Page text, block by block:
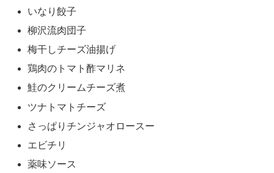
いなり餃子
柳沢流肉団子
梅干しチーズ油揚げ
鶏肉のトマト酢マリネ
鮭のクリームチーズ煮
ツナトマトチーズ
さっぱりチンジャオロースー
エビチリ
薬味ソース